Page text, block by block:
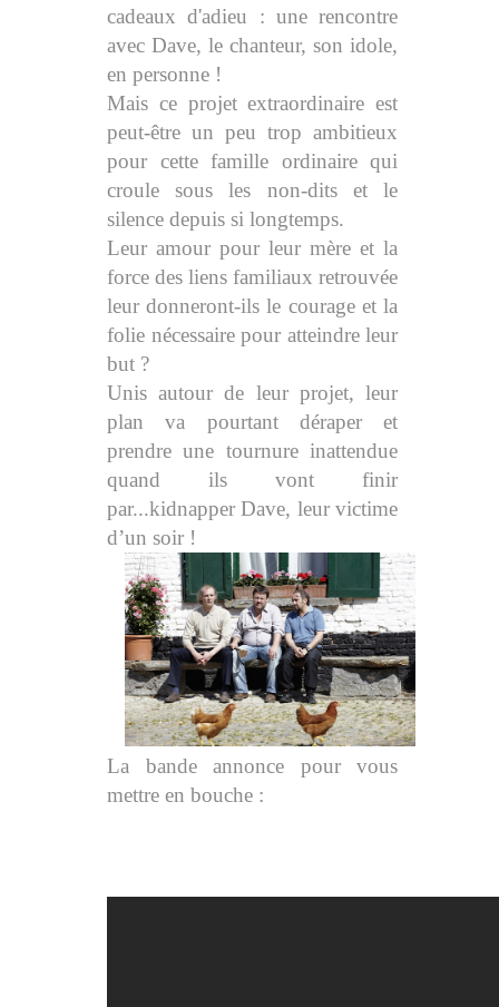
cadeaux d'adieu : une rencontre
avec Dave, le chanteur, son idole,
en personne !
Mais ce projet extraordinaire est
peut-être un peu trop ambitieux
pour cette famille ordinaire qui
croule sous les non-dits et le
silence depuis si longtemps.
Leur amour pour leur mère et la
force des liens familiaux retrouvée
leur donneront-ils le courage et la
folie nécessaire pour atteindre leur
but ?
Unis autour de leur projet, leur
plan va pourtant déraper et
prendre une tournure inattendue
quand ils vont finir
par...kidnapper Dave, leur victime
d’un soir !
La bande annonce pour vous
mettre en bouche :